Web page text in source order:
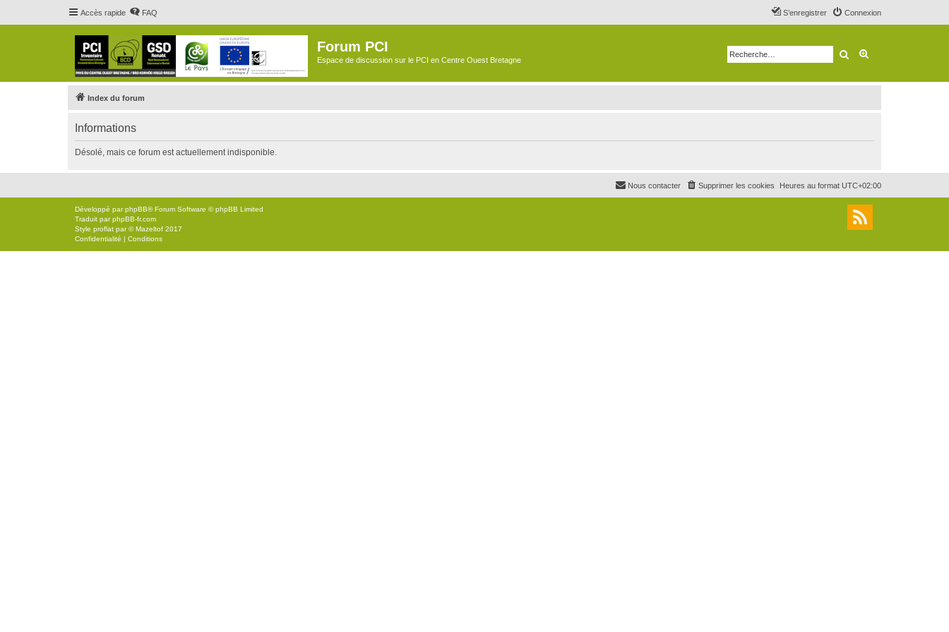
Accès rapide FAQ Connexion
S’enregistrer
Forum PCI
Espace de discussion sur le PCI en Centre Ouest Bretagne Rechercher
Index du forum
Informations
Désolé, mais ce forum est actuellement indisponible.
Heures au format UTC+02:00
Supprimer les cookies
Nous contacter
Développé parphpBB® Forum Software © phpBB Limited
Traduit parphpBB-fr.com
Style proflat par ©Mazeltof 2017
Confidentialité | Conditions